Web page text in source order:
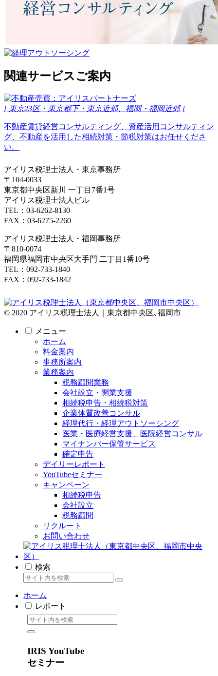
関連サービスご案内
[ 東京23区・東京都下・東京近郊、福岡・福岡近郊 ]
不動産賃貸経営コンサルティング、資産活用コンサルティン
グ、不動産を活用した相続対策・節税対策はお任せくださ
い。
アイリス税理士法人・東京事務所
〒104-0033
東京都中央区新川 一丁目7番1号
アイリス税理士法人ビル
TEL：03-6262-8130
FAX：03-6275-2260
アイリス税理士法人・福岡事務所
〒810-0074
福岡県福岡市中央区大手門 二丁目1番10号
TEL：092-733-1840
FAX：092-733-1842
© 2020 アイリス税理士法人｜東京都中央区､福岡市
メニュー
ホーム
料金案内
事務所案内
業務案内
税務顧問業務
会社設立・開業支援
相続税申告・相続税対策
企業体質改善コンサル
経理代行・経理アウトソーシング
医業・医療経営支援、医院経営コンサル
マイナンバー保管サービス
確定申告
デイリーレポート
YouTubeセミナー
キャンペーン
相続税申告
会社設立
税務顧問
リクルート
お問い合わせ
検索
ホーム
レポート
IRIS YouTube
セミナー